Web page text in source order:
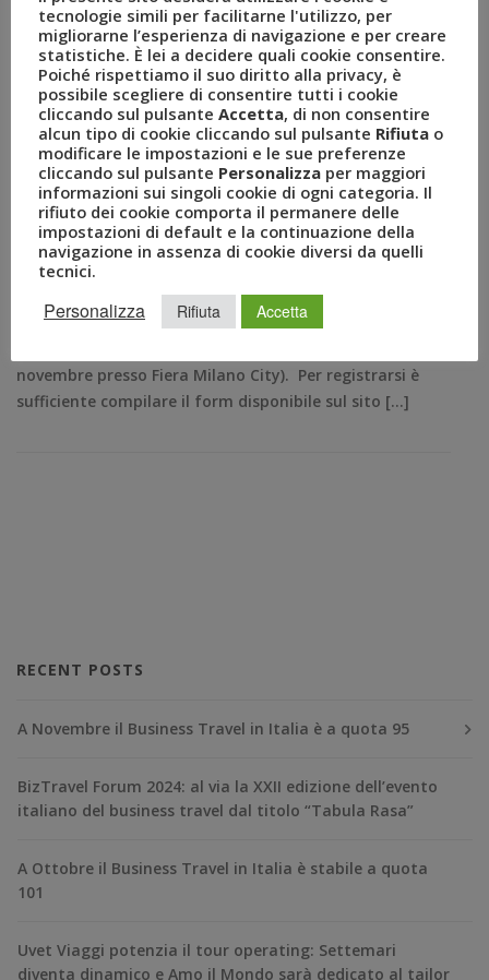
OTT 12, 2016
AMEZZULLO
15 NOVEMBRE,16 NOVEMBRE,ALITALIA,ALLIANZ,
AMERICANEXPRESS,BIZTRAVELFORUM,
BIZTRAVELFORUM2016,CONFTURISMO EVENTI,
FIERAMILANOCITY,MICO,MOBILITY,
SENTIMENT ANALYSIS,TRAVELPORT,TRENITALIA,
TURISMO
COMUNICATI STAMPA
0
Milano, 12 ottobre 2016 – Sono aperte le iscrizioni per
l’edizione 2016 del BizTravel Forum, l’evento di
riferimento in Italia per la mobility, gli eventi e il
turismo organizzato dal Gruppo Uvet e giunto
novembre presso Fiera Milano City). Per registrarsi è
sufficiente compilare il form disponibile sul sito […]
RECENT POSTS
A Novembre il Business Travel in Italia è a quota 95
BizTravel Forum 2024: al via la XXII edizione dell’evento
italiano del business travel dal titolo “Tabula Rasa”
A Ottobre il Business Travel in Italia è stabile a quota
101
Uvet Viaggi potenzia il tour operating: Settemari
diventa dinamico e Amo il Mondo sarà dedicato al tailor
tecnologie simili per facilitarne l'utilizzo, per
migliorarne l’esperienza di navigazione e per creare
statistiche. È lei a decidere quali cookie consentire.
Poiché rispettiamo il suo diritto alla privacy, è
possibile scegliere di consentire tutti i cookie
cliccando sul pulsante Accetta, di non consentire
alcun tipo di cookie cliccando sul pulsante Rifiuta o
modificare le impostazioni e le sue preferenze
cliccando sul pulsante Personalizza per maggiori
informazioni sui singoli cookie di ogni categoria. Il
rifiuto dei cookie comporta il permanere delle
impostazioni di default e la continuazione della
navigazione in assenza di cookie diversi da quelli
tecnici.
Personalizza Rifiuta Accetta